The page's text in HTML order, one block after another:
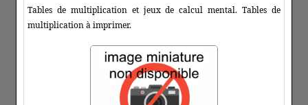
Tables de multiplication et jeux de calcul mental. Tables de
multiplication à imprimer.